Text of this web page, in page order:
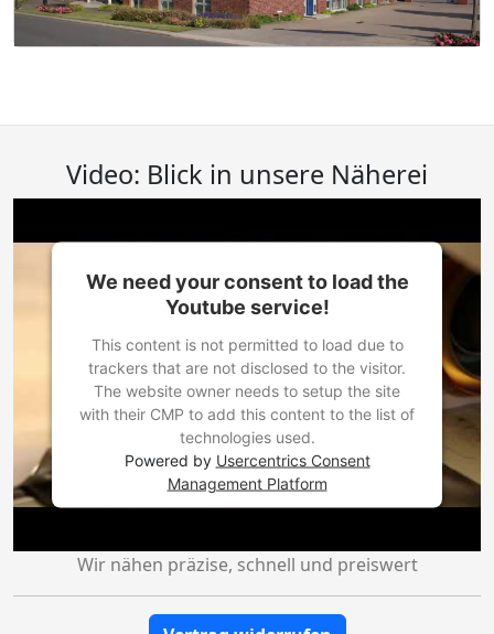
Video: Blick in unsere Näherei
We need your consent to load the
Youtube service!
This content is not permitted to load due to
trackers that are not disclosed to the visitor.
The website owner needs to setup the site
with their CMP to add this content to the list of
technologies used.
Powered by Usercentrics Consent
Management Platform
Wir nähen präzise, schnell und preiswert